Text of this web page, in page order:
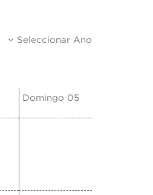
Seleccionar Ano
Domingo 05